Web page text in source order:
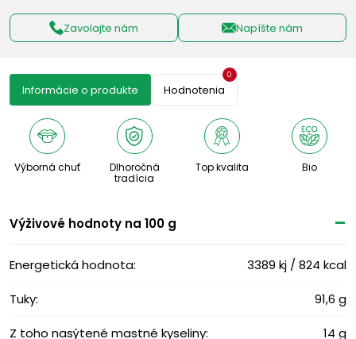
Zavolajte nám Napíšte nám
Informácie o produkte Hodnotenia
0
Výborná chuť
Dlhoročná
tradícia
Top kvalita Bio
Výživové ​​hodnoty na 100 g
Energetická hodnota: 3389 kj / 824 kcal
Tuky: 91,6 g
Z toho nasýtené mastné kyseliny: 14 g